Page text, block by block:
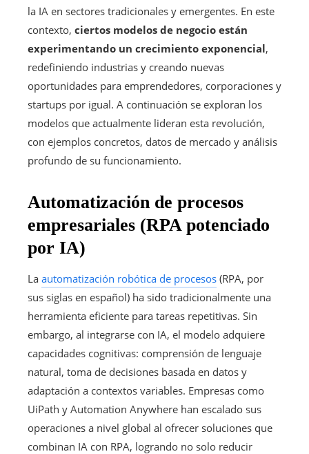
la IA en sectores tradicionales y emergentes. En este
contexto, ciertos modelos de negocio están
experimentando un crecimiento exponencial,
redefiniendo industrias y creando nuevas
oportunidades para emprendedores, corporaciones y
startups por igual. A continuación se exploran los
modelos que actualmente lideran esta revolución,
con ejemplos concretos, datos de mercado y análisis
profundo de su funcionamiento.
Automatización de procesos
empresariales (RPA potenciado
por IA)
La automatización robótica de procesos (RPA, por
sus siglas en español) ha sido tradicionalmente una
herramienta eficiente para tareas repetitivas. Sin
embargo, al integrarse con IA, el modelo adquiere
capacidades cognitivas: comprensión de lenguaje
natural, toma de decisiones basada en datos y
adaptación a contextos variables. Empresas como
UiPath y Automation Anywhere han escalado sus
operaciones a nivel global al ofrecer soluciones que
combinan IA con RPA, logrando no solo reducir